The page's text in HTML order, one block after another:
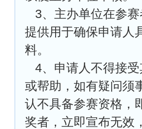
3、主办单位在参
提供用于确保申请人
料。
4、申请人不得接
或帮助，如有疑问须
认不具备参赛资格，
奖者，立即宣布无效